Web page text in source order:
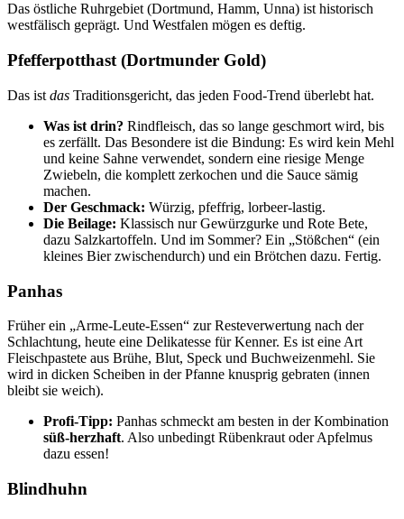
Das östliche Ruhrgebiet (Dortmund, Hamm, Unna) ist historisch
westfälisch geprägt. Und Westfalen mögen es deftig.
Pfefferpotthast (Dortmunder Gold)
Das ist das Traditionsgericht, das jeden Food-Trend überlebt hat.
Was ist drin? Rindfleisch, das so lange geschmort wird, bis
es zerfällt. Das Besondere ist die Bindung: Es wird kein Mehl
und keine Sahne verwendet, sondern eine riesige Menge
Zwiebeln, die komplett zerkochen und die Sauce sämig
machen.
Der Geschmack: Würzig, pfeffrig, lorbeer-lastig.
Die Beilage: Klassisch nur Gewürzgurke und Rote Bete,
dazu Salzkartoffeln. Und im Sommer? Ein „Stößchen“ (ein
kleines Bier zwischendurch) und ein Brötchen dazu. Fertig.
Panhas
Früher ein „Arme-Leute-Essen“ zur Resteverwertung nach der
Schlachtung, heute eine Delikatesse für Kenner. Es ist eine Art
Fleischpastete aus Brühe, Blut, Speck und Buchweizenmehl. Sie
wird in dicken Scheiben in der Pfanne knusprig gebraten (innen
bleibt sie weich).
Profi-Tipp: Panhas schmeckt am besten in der Kombination
süß-herzhaft. Also unbedingt Rübenkraut oder Apfelmus
dazu essen!
Blindhuhn